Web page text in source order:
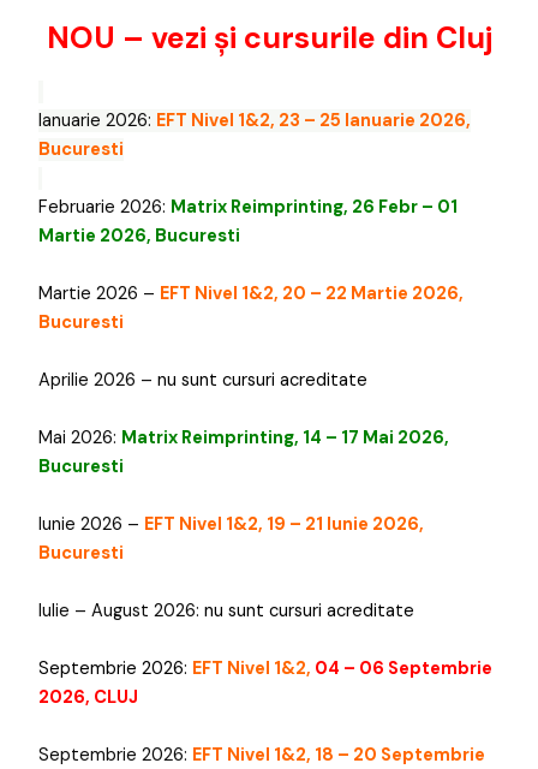
NOU – vezi și cursurile din Cluj
Ianuarie 2026: EFT Nivel 1&2, 23 – 25 Ianuarie 2026,
Bucuresti
Februarie 2026: Matrix Reimprinting, 26 Febr – 01
Martie 2026, Bucuresti
Martie 2026 – EFT Nivel 1&2, 20 – 22 Martie 2026,
Bucuresti
Aprilie 2026 –nu sunt cursuri acreditate
Mai 2026: Matrix Reimprinting, 14 – 17 Mai 2026,
Bucuresti
Iunie 2026 – EFT Nivel 1&2, 19 – 21 Iunie 2026,
Bucuresti
Iulie – August 2026:nu sunt cursuri acreditate
Septembrie 2026: EFT Nivel 1&2, 04 – 06 Septembrie
2026, CLUJ
Septembrie 2026: EFT Nivel 1&2, 18 – 20 Septembrie